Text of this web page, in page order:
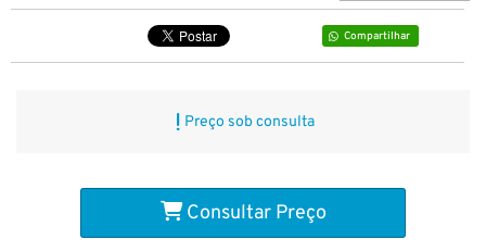
Compartilhar
Preço sob consulta
Consultar Preço